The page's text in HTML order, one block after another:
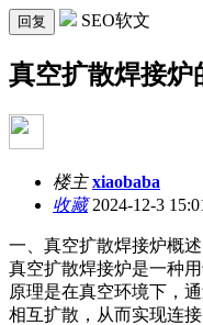
回复 SEO软文
真空扩散焊接炉
楼主 xiaobaba
收藏2024-12-3
一、真空扩散焊接炉概述
真空扩散焊接炉是一种
原理是在真空环境下，
相互扩散，从而实现连